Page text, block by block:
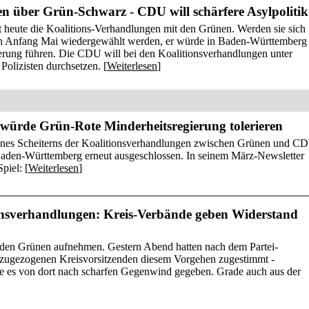
über Grün-Schwarz - CDU will schärfere Asylpolitik
die Koalitions-Verhandlungen mit den Grünen. Werden sie sich
Mai wiedergewählt werden, er würde in Baden-Württemberg
führen. Die CDU will bei den Koalitionsverhandlungen unter
durchsetzen. [Weiterlesen]
Grün-Rote Minderheitsregierung tolerieren
Scheiterns der Koalitionsverhandlungen zwischen Grünen und
Württemberg erneut ausgeschlossen. In seinem März-Newsletter
[Weiterlesen]
Kreis-Verbände geben Widerstand
Grünen aufnehmen. Gestern Abend hatten nach dem Partei-
Kreisvorsitzenden diesem Vorgehen zugestimmt -
von dort nach scharfen Gegenwind gegeben. Grade auch aus der